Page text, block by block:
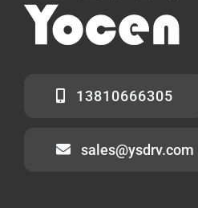
13810666305
sales@ysdrv.com